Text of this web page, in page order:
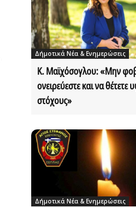
Δήμοτικά Νέα & Ενημερώσεις
Κ. Μαϊχόσογλου: «Μην
ονειρεύεστε και να θέτετε
στόχους»
Δήμοτικά Νέα & Ενημερώσεις